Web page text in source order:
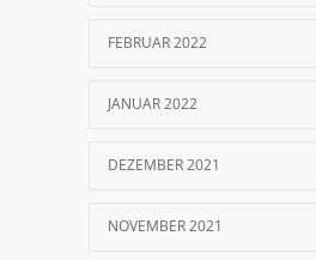
FEBRUAR 2022
JANUAR 2022
DEZEMBER 2021
NOVEMBER 2021